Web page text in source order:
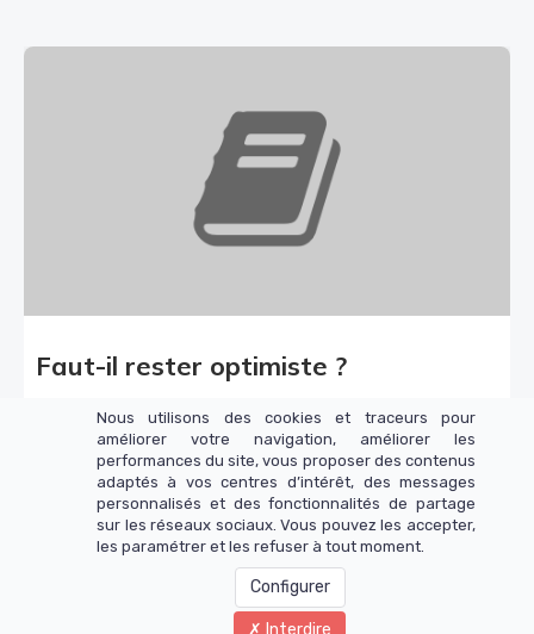
Faut-il rester optimiste ?
Face à toutes les crises relayées par les médias, est-
il raisonnable d'avoir confiance dans le futur et dans
l'humanité ?
Lire la suite
Nous utilisons des cookies et traceurs pour
améliorer votre navigation, améliorer les
performances du site, vous proposer des contenus
adaptés à vos centres d’intérêt, des messages
personnalisés et des fonctionnalités de partage
sur les réseaux sociaux. Vous pouvez les accepter,
les paramétrer et les refuser à tout moment.
Configurer
Interdire